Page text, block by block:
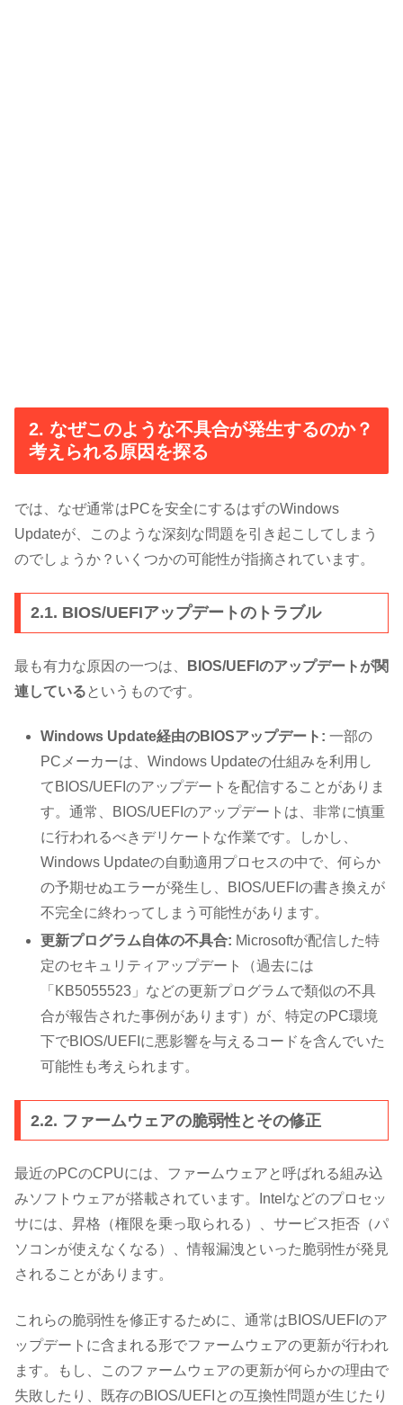
2. なぜこのような不具合が発生するのか？
考えられる原因を探る
では、なぜ通常はPCを安全にするはずのWindows
Updateが、このような深刻な問題を引き起こしてしまう
のでしょうか？いくつかの可能性が指摘されています。
2.1. BIOS/UEFIアップデートのトラブル
最も有力な原因の一つは、
BIOS/UEFIのアップデートが関
連している というものです。
Windows Update経由のBIOSアップデート: 一部の
PCメーカーは、Windows Updateの仕組みを利用し
てBIOS/UEFIのアップデートを配信することがありま
す。通常、BIOS/UEFIのアップデートは、非常に慎重
に行われるべきデリケートな作業です。しかし、
Windows Updateの自動適用プロセスの中で、何らか
の予期せぬエラーが発生し、BIOS/UEFIの書き換えが
不完全に終わってしまう可能性があります。
更新プログラム自体の不具合: Microsoftが配信した特
定のセキュリティアップデート（過去には
「KB5055523」などの更新プログラムで類似の不具
合が報告された事例があります）が、特定のPC環境
下でBIOS/UEFIに悪影響を与えるコードを含んでいた
可能性も考えられます。
2.2. ファームウェアの脆弱性とその修正
最近のPCのCPUには、ファームウェアと呼ばれる組み込
みソフトウェアが搭載されています。Intelなどのプロセッ
サには、昇格（権限を乗っ取られる）、サービス拒否（パ
ソコンが使えなくなる）、情報漏洩といった脆弱性が発見
されることがあります。
これらの脆弱性を修正するために、通常はBIOS/UEFIのア
ップデートに含まれる形でファームウェアの更新が行われ
ます。もし、このファームウェアの更新が何らかの理由で
失敗したり、既存のBIOS/UEFIとの互換性問題が生じたり